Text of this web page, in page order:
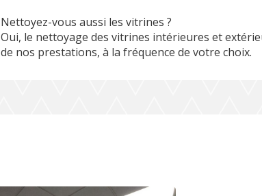
Nettoyez-vous aussi les vitrines ?
Oui, le nettoyage des vitrines intérieures et
de nos prestations, à la fréquence de votre choix.